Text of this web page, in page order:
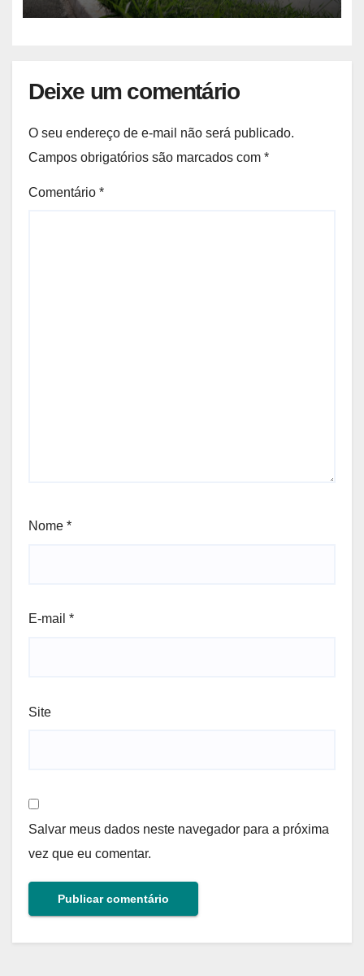
Deixe um comentário
O seu endereço de e-mail não será publicado.
Campos obrigatórios são marcados com *
Comentário *
Nome *
E-mail *
Site
Salvar meus dados neste navegador para a próxima
vez que eu comentar.